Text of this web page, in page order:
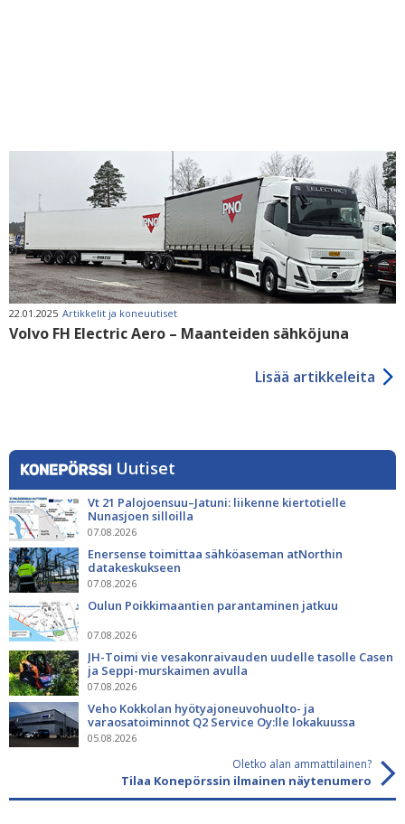
22.01.2025 Artikkelit ja koneuutiset
Volvo FH Electric Aero – Maanteiden sähköjuna
Lisää artikkeleita
Uutiset
Vt 21 Palojoensuu–Jatuni: liikenne kiertotielle
Nunasjoen silloilla
07.08.2026
Enersense toimittaa sähköaseman atNorthin
datakeskukseen
07.08.2026
Oulun Poikkimaantien parantaminen jatkuu
07.08.2026
JH-Toimi vie vesakonraivauden uudelle tasolle Casen
ja Seppi-murskaimen avulla
07.08.2026
Veho Kokkolan hyötyajoneuvohuolto- ja
varaosatoiminnot Q2 Service Oy:lle lokakuussa
05.08.2026
Oletko alan ammattilainen?
Tilaa Konepörssin ilmainen näytenumero